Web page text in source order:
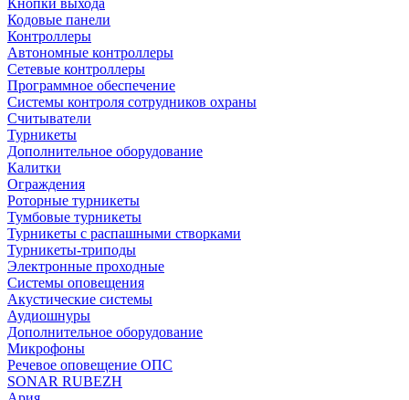
Кнопки выхода
Кодовые панели
Контроллеры
Автономные контроллеры
Сетевые контроллеры
Программное обеспечение
Системы контроля сотрудников охраны
Считыватели
Турникеты
Дополнительное оборудование
Калитки
Ограждения
Роторные турникеты
Тумбовые турникеты
Турникеты с распашными створками
Турникеты-триподы
Электронные проходные
Системы оповещения
Акустические системы
Аудиошнуры
Дополнительное оборудование
Микрофоны
Речевое оповещение ОПС
SONAR RUBEZH